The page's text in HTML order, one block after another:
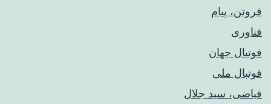
فروتن، پیام
فناوری
فوتبال جهان
فوتبال ملی
فیاضی، سید جلال